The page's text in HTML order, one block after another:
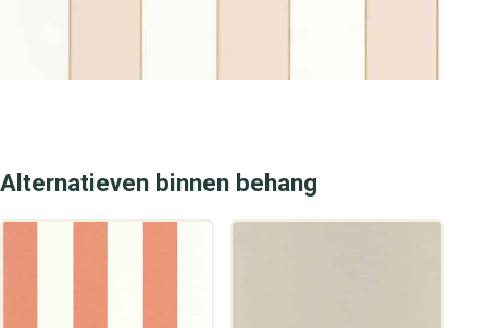
Alternatieven binnen behang